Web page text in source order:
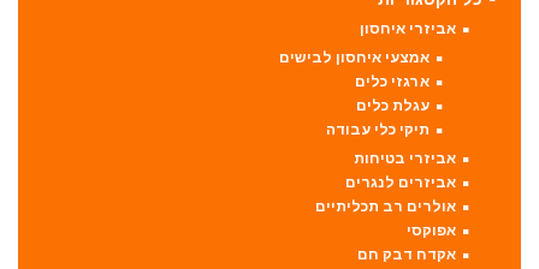
אביזרי איחסון
אמצעי איחסון לבישים
ארגזי כלים
עגלת כלים
תיקי כלי עבודה
אביזרי בטיחות
אביזרים לנגרים
אולרים רב תכליתיים
אפוקסי
אקדח דבק חם